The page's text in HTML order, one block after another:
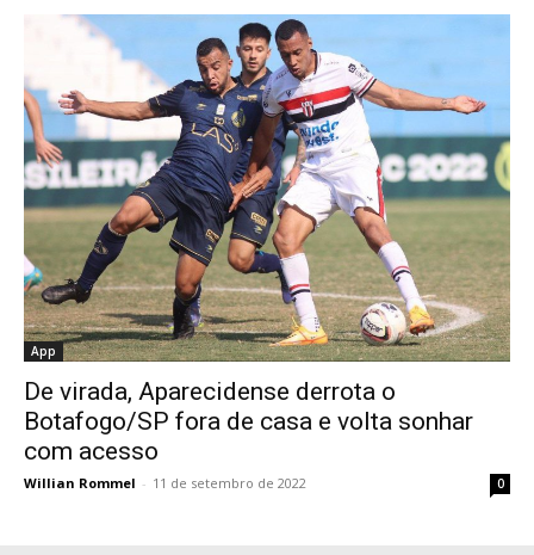
App
De virada, Aparecidense derrota o
Botafogo/SP fora de casa e volta sonhar
com acesso
Willian Rommel - 11 de setembro de 2022 0